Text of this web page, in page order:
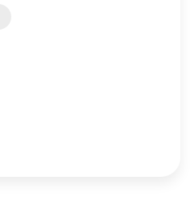
in Tedesco può essere